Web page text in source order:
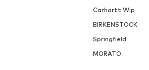
Carhartt Wip
BIRKENSTOCK
Springfield
MORATO